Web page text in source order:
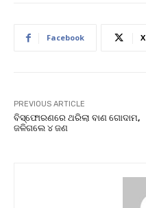
Facebook X
PREVIOUS ARTICLE
ବିସ୍ଫୋରଣରେ ଥରିଲା ବାଣ ଗୋଦାମ,
ଜଳିଗଲେ ୪ ଜଣ